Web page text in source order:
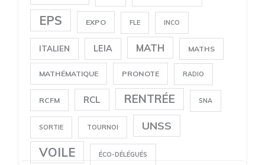
EPS EXPO FLE INCO
ITALIEN LEIA MATH MATHS
MATHÉMATIQUE PRONOTE RADIO
RCFM RCL RENTRÉE SNA
SORTIE TOURNOI UNSS
VOILE ÉCO-DÉLÉGUÉS